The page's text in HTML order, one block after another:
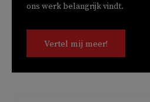
ons werk belangrijk vindt.
Vertel mij meer!